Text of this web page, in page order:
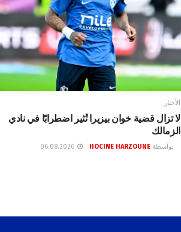
الأخبار
لا تزال قضية خوان بيزيرا تُثير اضطرابًا في نادي
الزمالك
بواسطة HOCINE HARZOUNE